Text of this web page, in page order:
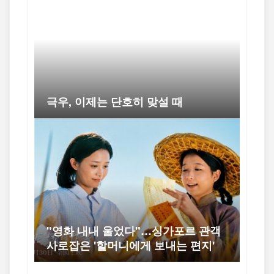
극우, 이제는 단호히 맞설 때
"영화 내내 울었다"…싱가포르 관객
사로잡은 '할머니에게 보내는 편지'